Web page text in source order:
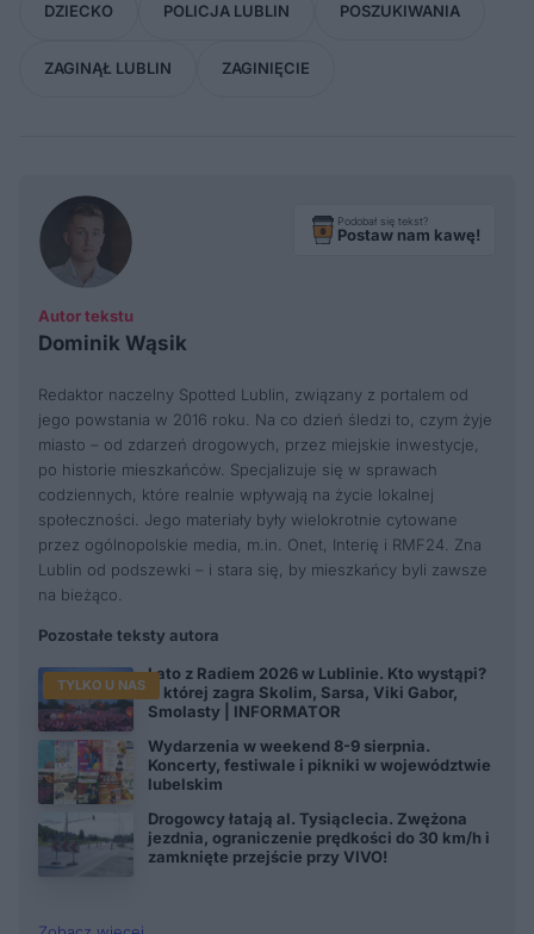
DZIECKO POLICJA LUBLIN POSZUKIWANIA
ZAGINĄŁ LUBLIN ZAGINIĘCIE
Autor tekstu
Dominik Wąsik
Podobał się tekst?
Postaw nam kawę!
Redaktor naczelny Spotted Lublin, związany z portalem od
jego powstania w 2016 roku. Na co dzień śledzi to, czym żyje
miasto – od zdarzeń drogowych, przez miejskie inwestycje,
po historie mieszkańców. Specjalizuje się w sprawach
codziennych, które realnie wpływają na życie lokalnej
społeczności. Jego materiały były wielokrotnie cytowane
przez ogólnopolskie media, m.in. Onet, Interię i RMF24. Zna
Lublin od podszewki – i stara się, by mieszkańcy byli zawsze
na bieżąco.
Pozostałe teksty autora
TYLKO U NAS
Lato z Radiem 2026 w Lublinie. Kto wystąpi?
O której zagra Skolim, Sarsa, Viki Gabor,
Smolasty | INFORMATOR
Wydarzenia w weekend 8-9 sierpnia.
Koncerty, festiwale i pikniki w województwie
lubelskim
Drogowcy łatają al. Tysiąclecia. Zwężona
jezdnia, ograniczenie prędkości do 30 km/h i
zamknięte przejście przy VIVO!